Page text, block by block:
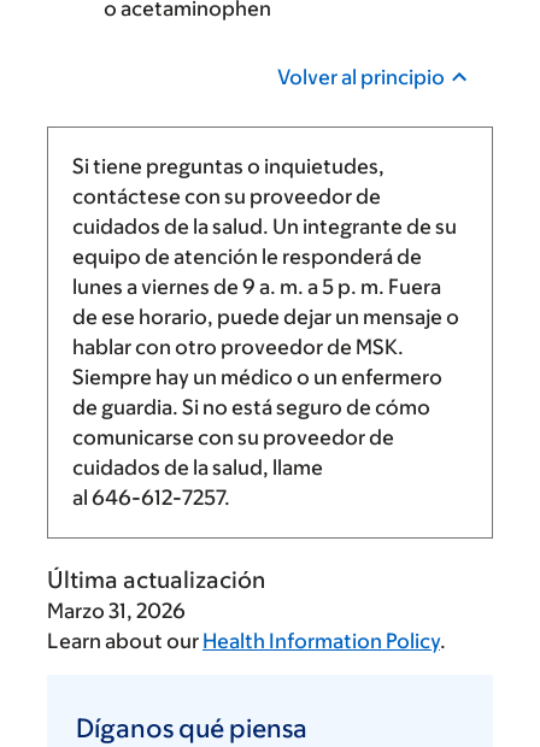
o acetaminophen
Volver al principio
Si tiene preguntas o inquietudes,
contáctese con su proveedor de
cuidados de la salud. Un integrante de su
equipo de atención le responderá de
lunes a viernes de 9 a. m. a5 p. m. Fuera
de ese horario, puede dejar un mensaje o
hablar con otro proveedor de MSK.
Siempre hay un médico o un enfermero
de guardia. Si no está seguro de cómo
comunicarse con su proveedor de
cuidados de la salud, llame
al 646-612-7257.
Última actualización
Marzo 31, 2026
Learn about our Health Information Policy.
qué
Díganos qué piensa